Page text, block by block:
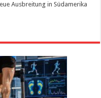
Ausbreitung in Südamerika